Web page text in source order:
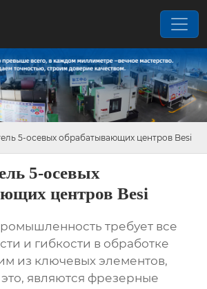
5-осевых обрабатывающих центров Besi
5-осевых
центров Besi
требует все
и гибкости в обработке
из ключевых элементов,
являются фрезерные